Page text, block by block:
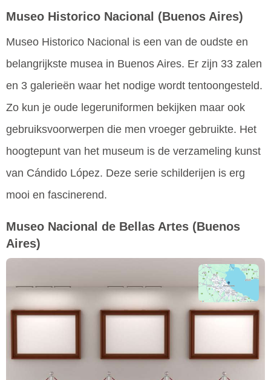
Museo Historico Nacional (Buenos Aires)
Museo Historico Nacional is een van de oudste en
belangrijkste musea in Buenos Aires. Er zijn 33 zalen
en 3 galerieën waar het nodige wordt tentoongesteld.
Zo kun je oude legeruniformen bekijken maar ook
gebruiksvoorwerpen die men vroeger gebruikte. Het
hoogtepunt van het museum is de verzameling kunst
van Cándido López. Deze serie schilderijen is erg
mooi en fascinerend.
Museo Nacional de Bellas Artes (Buenos
Aires)